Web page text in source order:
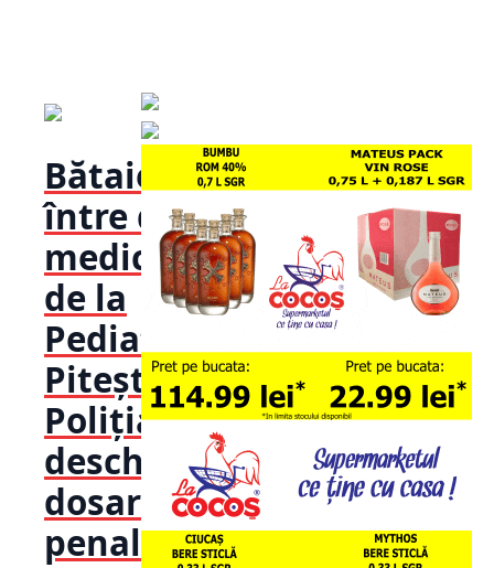
Bătaie
între doi
medici
de la
Pediatrie
Pitești!
Poliția a
deschis
dosar
penal!